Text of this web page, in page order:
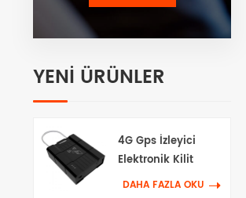
YENI ÜRÜNLER
4G Gps İzleyici
Elektronik Kilit
DAHA FAZLA OKU